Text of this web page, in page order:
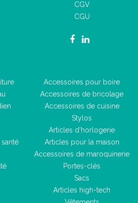
CGV
CGU
Accessoires pour boire
Accessoires de bricolage
Accessoires de cuisine
Stylos
Articles d'horlogerie
Articles pour la maison
Accessoires de maroquinerie
Portes-clés
Sacs
Articles high-tech